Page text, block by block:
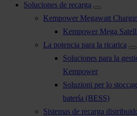
Soluciones de recarga
Kempower Megawatt
Kempower Mega
La potencia para la ricarica
Soluciones para la
Kempower
Soluzioni per lo
batería (BESS)
Sistemas de recarga